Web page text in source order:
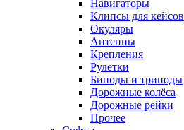
Навигаторы
Клипсы для кейсов
Окуляры
Антенны
Крепления
Рулетки
Биподы и триподы
Дорожные колёса
Дорожные рейки
Прочее